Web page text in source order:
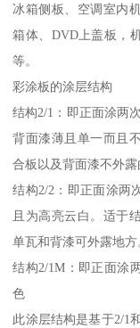
冰箱侧板、空调室内
箱体、DVD上盖板，
等。
彩涂板的涂层结构
结构2/1：即正面涂两
背面漆薄且单一而且
合板以及背面漆不外露
结构2/2：即正面涂两
且为高亮云白。适于
单瓦和背漆可外露地方
结构2/1M：即正面涂
色
此涂层结构是基于2/1